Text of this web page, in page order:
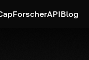
ForscherAPIBlog